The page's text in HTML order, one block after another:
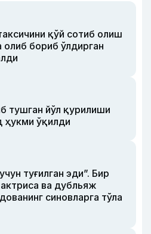
қўй сотиб олиш
олиб бориб ўлдирган
тушган йўл қурилиши
ҳукми ўқилди
туғилган эди”. Бир
ва дубльяж
синовларга тўла